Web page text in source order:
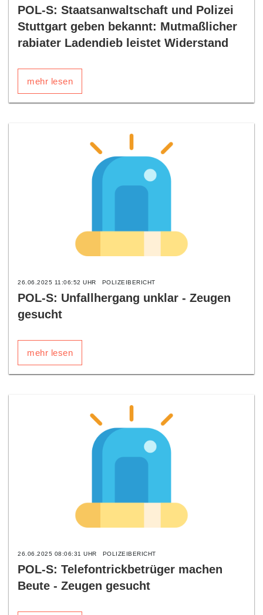
POL-S: Staatsanwaltschaft und Polizei
Stuttgart geben bekannt: Mutmaßlicher
rabiater Ladendieb leistet Widerstand
mehr lesen
26.06.2025 11:06:52 UHR POLIZEIBERICHT
POL-S: Unfallhergang unklar - Zeugen
gesucht
mehr lesen
26.06.2025 08:06:31 UHR POLIZEIBERICHT
POL-S: Telefontrickbetrüger machen
Beute - Zeugen gesucht